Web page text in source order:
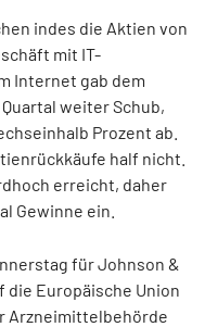
indes die Aktien von
mit IT-
Internet gab dem
weiter Schub,
Prozent ab.
half nicht.
erreicht, daher
Gewinne ein.
für Johnson &
Europäische Union
Arzneimittelbehörde